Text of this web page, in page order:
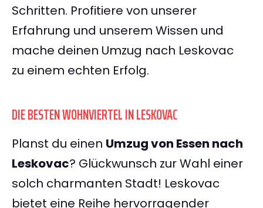
Schritten. Profitiere von unserer
Erfahrung und unserem Wissen und
mache deinen Umzug nach Leskovac
zu einem echten Erfolg.
DIE BESTEN WOHNVIERTEL IN LESKOVAC
Planst du einen Umzug von Essen nach
Leskovac? Glückwunsch zur Wahl einer
solch charmanten Stadt! Leskovac
bietet eine Reihe hervorragender